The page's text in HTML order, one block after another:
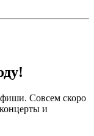
Совсем скоро
и